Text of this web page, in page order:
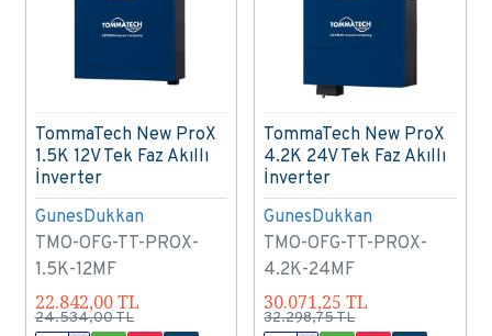
GunesDukkan
TMO-OFG-TT-PROX-
1.5K-12MF
TommaTech New ProX
1.5K 12V Tek Faz Akıllı
İnverter
22.842,00 TL
24.534,00 TL
GunesDukkan
TMO-OFG-TT-PROX-
4.2K-24MF
TommaTech New ProX
4.2K 24V Tek Faz Akıllı
İnverter
30.071,25 TL
32.298,75 TL